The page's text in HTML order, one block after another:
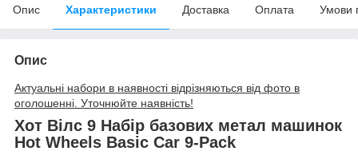
Опис Характеристики Доставка Оплата Умови
Опис
Актуальні набори в наявності відрізняються від фото в
оголошенні. Уточнюйте наявність!
Хот Вілс 9 Набір базових метал машинок
Hot Wheels Basic Car 9-Pack